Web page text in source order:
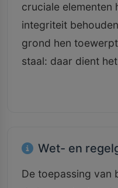
cruciale elementen
integriteit
grond hen
staal: daar dient
Wet- en
De toepassing van